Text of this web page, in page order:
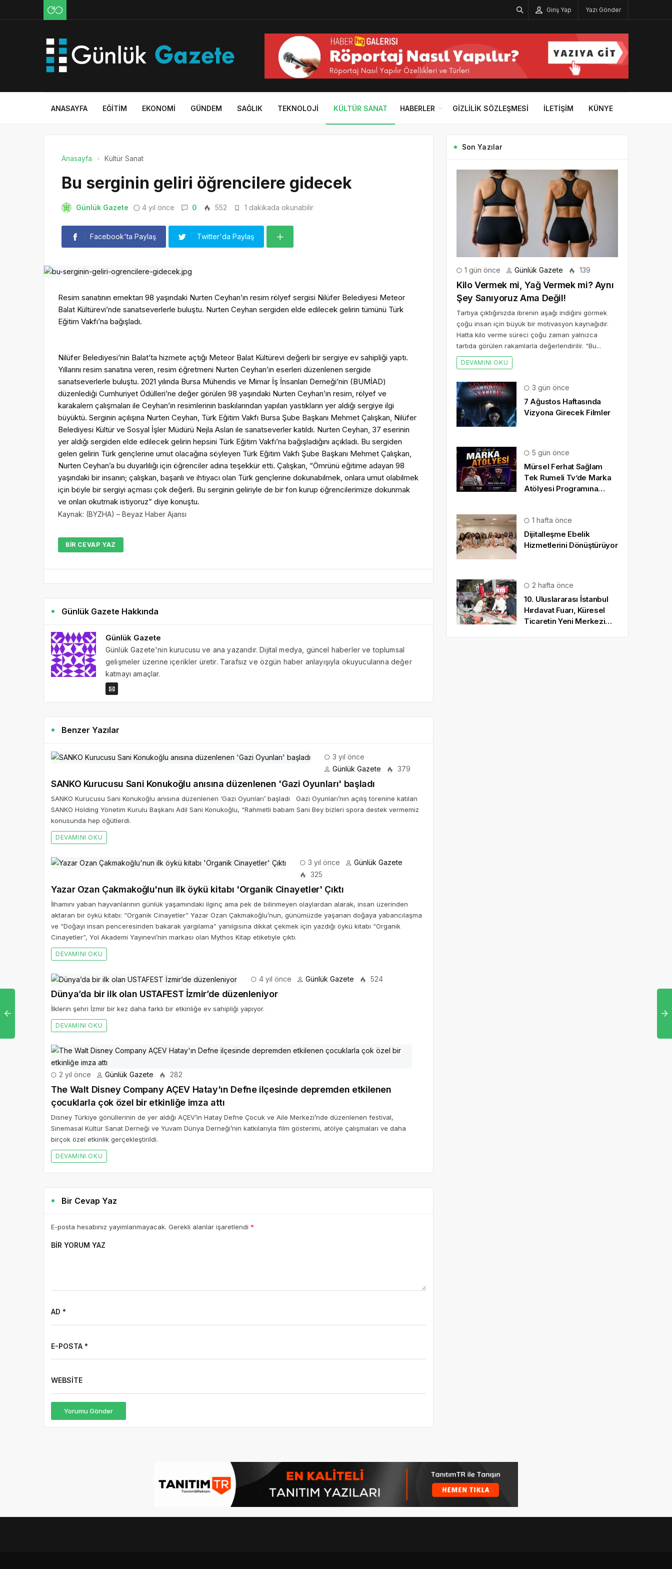
Giriş Yap Yazı Gönder
ANASAYFA EĞITIM EKONOMI GÜNDEM SAĞLIK TEKNOLOJI KÜLTÜR SANAT HABERLER GIZLILIK SÖZLEŞMESI İLETIŞIM KÜNYE
Anasayfa Kültür Sanat
Bu serginin geliri öğrencilere gidecek
Günlük Gazete 4 yıl önce 0 552 1 dakikada okunabilir
Facebook'ta Paylaş Twitter'da Paylaş
Resim sanatının emektarı 98 yaşındaki Nurten Ceyhan’ın resim rölyef sergisi Nilüfer Belediyesi Meteor
Balat Kültürevi’nde sanatseverlerle buluştu. Nurten Ceyhan sergiden elde edilecek gelirin tümünü Türk
Eğitim Vakfı’na bağışladı.
Nilüfer Belediyesi’nin Balat’ta hizmete açtığı Meteor Balat Kültürevi değerli bir sergiye ev sahipliği yaptı.
Yıllarını resim sanatına veren, resim öğretmeni Nurten Ceyhan’ın eserleri düzenlenen sergide
sanatseverlerle buluştu. 2021 yılında Bursa Mühendis ve Mimar İş İnsanları Derneği’nin (BUMİAD)
düzenlediği Cumhuriyet Ödülleri’ne değer görülen 98 yaşındaki Nurten Ceyhan’ın resim, rölyef ve
karakalem çalışmaları ile Ceyhan’ın resimlerinin baskılarından yapılan yastıkların yer aldığı sergiye ilgi
büyüktü. Serginin açılışına Nurten Ceyhan, Türk Eğitim Vakfı Bursa Şube Başkanı Mehmet Çalışkan, Nilüfer
Belediyesi Kültür ve Sosyal İşler Müdürü Nejla Aslan ile sanatseverler katıldı. Nurten Ceyhan, 37 eserinin
yer aldığı sergiden elde edilecek gelirin hepsini Türk Eğitim Vakfı’na bağışladığını açıkladı. Bu sergiden
gelen gelirin Türk gençlerine umut olacağına söyleyen Türk Eğitim Vakfı Şube Başkanı Mehmet Çalışkan,
Nurten Ceyhan’a bu duyarlılığı için öğrenciler adına teşekkür etti. Çalışkan, “Ömrünü eğitime adayan 98
yaşındaki bir insanın; çalışkan, başarılı ve ihtiyacı olan Türk gençlerine dokunabilmek, onlara umut olabilmek
için böyle bir sergiyi açması çok değerli. Bu serginin geliriyle de bir fon kurup öğrencilerimize dokunmak
ve onları okutmak istiyoruz” diye konuştu.
Kaynak: (BYZHA) – Beyaz Haber Ajansı
BIR CEVAP YAZ
Günlük Gazete Hakkında
Günlük Gazete
Günlük Gazete'nin kurucusu ve ana yazarıdır. Dijital medya, güncel haberler ve toplumsal
gelişmeler üzerine içerikler üretir. Tarafsız ve özgün haber anlayışıyla okuyucularına değer
katmayı amaçlar.
Benzer Yazılar
3 yıl önce
Günlük Gazete
379
SANKO Kurucusu Sani Konukoğlu anısına düzenlenen 'Gazi Oyunları' başladı
SANKO Kurucusu Sani Konukoğlu anısına düzenlenen ‘Gazi Oyunları’ başladı Gazi Oyunları’nın açılış törenine katılan
SANKO Holding Yönetim Kurulu Başkanı Adil Sani Konukoğlu, “Rahmetli babam Sani Bey bizleri spora destek vermemiz
konusunda hep öğütlerdi.
DEVAMINI OKU
3 yıl önce
Günlük Gazete
325
Yazar Ozan Çakmakoğlu'nun ilk öykü kitabı 'Organik Cinayetler' Çıktı
İlhamını yaban hayvanlarının günlük yaşamındaki ilginç ama pek de bilinmeyen olaylardan alarak, insan üzerinden
aktaran bir öykü kitabı: “Organik Cinayetler” Yazar Ozan Çakmakoğlu’nun, günümüzde yaşanan doğaya yabancılaşma
ve “Doğayı insan penceresinden bakarak yargılama” yanılgısına dikkat çekmek için yazdığı öykü kitabı “Organik
Cinayetler”, Yol Akademi Yayınevi’nin markası olan Mythos Kitap etiketiyle çıktı.
DEVAMINI OKU
4 yıl önce Günlük Gazete 524
Dünya’da bir ilk olan USTAFEST İzmir’de düzenleniyor
İlklerin şehri İzmir bir kez daha farklı bir etkinliğe ev sahipliği yapıyor.
DEVAMINI OKU
2 yıl önce Günlük Gazete 282
The Walt Disney Company AÇEV Hatay'ın Defne ilçesinde depremden etkilenen
çocuklarla çok özel bir etkinliğe imza attı
Disney Türkiye gönüllerinin de yer aldığı AÇEV’in Hatay Defne Çocuk ve Aile Merkezi’nde düzenlenen festival,
Sinemasal Kültür Sanat Derneği ve Yuvam Dünya Derneği’nin katkılarıyla film gösterimi, atölye çalışmaları ve daha
birçok özel etkinlik gerçekleştirildi.
DEVAMINI OKU
Bir Cevap Yaz
E-posta hesabınız yayımlanmayacak. Gerekli alanlar işaretlendi *
BIR YORUM YAZ
AD *
E-POSTA *
WEBSITE
Yorumu Gönder
Son Yazılar
1 gün önce Günlük Gazete 139
Kilo Vermek mi, Yağ Vermek mi? Aynı
Şey Sanıyoruz Ama Değil!
Tartıya çıktığınızda ibrenin aşağı indiğini görmek
çoğu insan için büyük bir motivasyon kaynağıdır.
Hatta kilo verme süreci çoğu zaman yalnızca
tartıda görülen rakamlarla değerlendirilir. “Bu...
DEVAMINI OKU
3 gün önce
7 Ağustos Haftasında
Vizyona Girecek Filmler
5 gün önce
Mürsel Ferhat Sağlam
Tek Rumeli Tv’de Marka
Atölyesi Programına
1 hafta önce
Dijitalleşme Ebelik
Hizmetlerini Dönüştürüyor
2 hafta önce
10. Uluslararası İstanbul
Hırdavat Fuarı, Küresel
Ticaretin Yeni Merkezi